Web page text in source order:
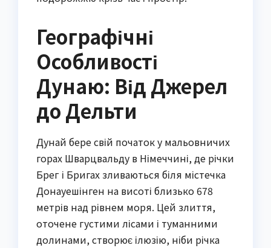
Географічні
Особливості
Дунаю: Від Джерел
до Дельти
Дунай бере свій початок у мальовничих
горах Шварцвальду в Німеччині, де річки
Брег і Бригах зливаються біля містечка
Донауешінген на висоті близько 678
метрів над рівнем моря. Цей злиття,
оточене густими лісами і туманними
долинами, створює ілюзію, ніби річка